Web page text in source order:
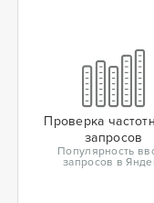
Проверка
запросов
Популярность
запросов в